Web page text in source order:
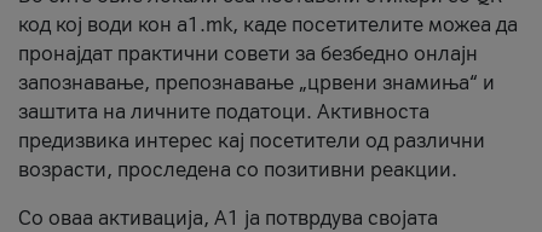
код кој води кон a1.mk, каде посетителите можеа да
пронајдат практични совети за безбедно онлајн
запознавање, препознавање „црвени знамиња“ и
заштита на личните податоци. Активноста
предизвика интерес кај посетители од различни
возрасти, проследена со позитивни реакции.
Со оваа активација, А1 ја потврдува својата